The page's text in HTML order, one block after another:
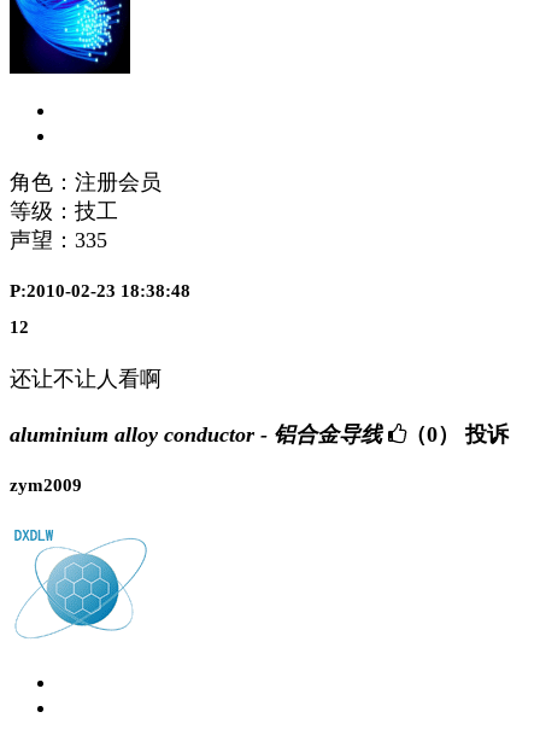
角色：注册会员
等级：技工
声望： 335
P:2010-02-23 18:38:48
12
还让不让人看啊
aluminium alloy conductor - 铝合金导线 （0） 投诉
zym2009